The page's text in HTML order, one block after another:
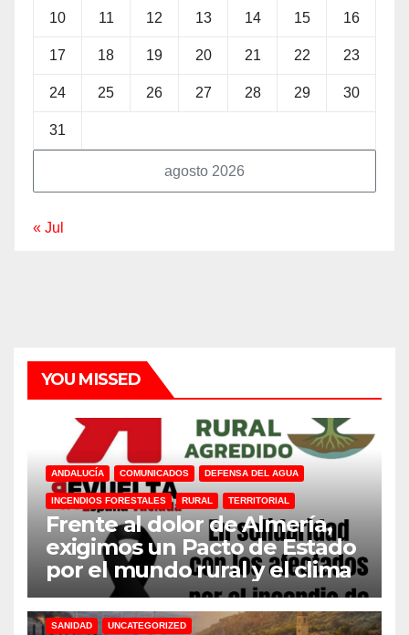
agosto 2026
10 11 12 13 14 15 16
17 18 19 20 21 22 23
24 25 26 27 28 29 30
31
« Jul
YOU MISSED
ANDALUCÍA COMUNICADOS DEFENSA DEL AGUA
INCENDIOS FORESTALES RURAL TERRITORIAL
Frente al dolor de Almería,
exigimos un Pacto de Estado
por el mundo rural y el clima
31M DEFENSA DEL AGUA DESPOBLACION FERROCARRIL
MACROGRANJAS PLANTAS BIOGÁS RENOVABLES
SANIDAD UNCATEGORIZED